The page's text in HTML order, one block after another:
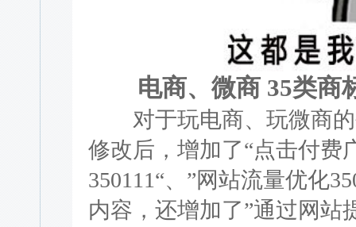
电商、微商 35类商
对于玩电商、玩微商的
修改后，增加了“点击付费
350111“、”网站流量优化
内容，还增加了”通过网站